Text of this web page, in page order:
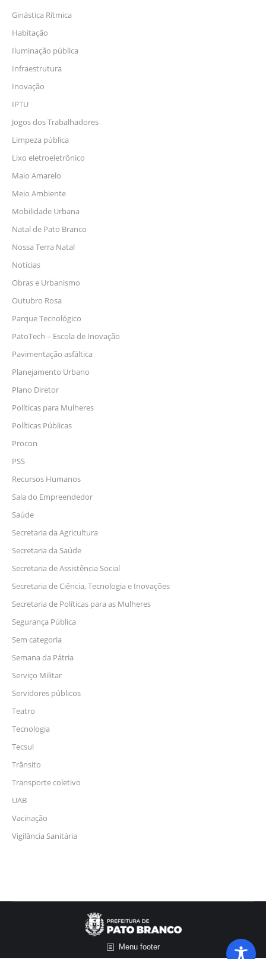
Ginástica Rítmica
Habitação
Iluminação pública
Infraestrutura
Inovação
IPTU
Jogos dos Trabalhadores
Limpeza pública
Lixo eletroeletrônico
Maio Amarelo
Meio Ambiente
Mobilidade Urbana
Natal de Pato Branco
Nossa Terra Natal
Notícias
Obras e Urbanismo
Outubro Rosa
Parque Tecnológico
PatoTech – Escola de Inovação
Pavimentação asfáltica
Planejamento Urbano
Plano Diretor
Políticas para Mulheres
Políticas Públicas
Procon
PSS
Recursos Humanos
Sala do Empreendedor
Saúde
Secretaria da Agricultura
Secretaria da Saúde
Secretaria de Assistência Social
Secretaria de Ciência, Tecnologia e Inovações
Secretaria de Políticas para as Mulheres
Segurança Pública
Sem categoria
Semana da Pátria
Serviço Militar
Servidores públicos
Teatro
Tecnologia
Tecsul
Trânsito
Transporte coletivo
UAB
Vacinação
Vigilância Sanitária
Menu footer